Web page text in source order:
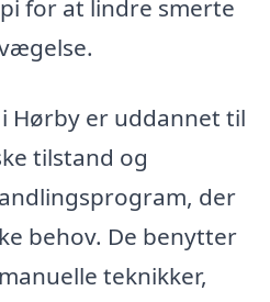
for at lindre smerte
Hørby er uddannet til
tilstand og
der
behov. De benytter
teknikker,